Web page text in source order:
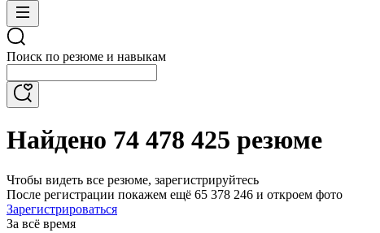
Поиск по резюме и навыкам
Найдено 74 478 425 резюме
Чтобы видеть все резюме, зарегистрируйтесь
После регистрации покажем ещё 65 378 246 и откроем фото
Зарегистрироваться
За всё время